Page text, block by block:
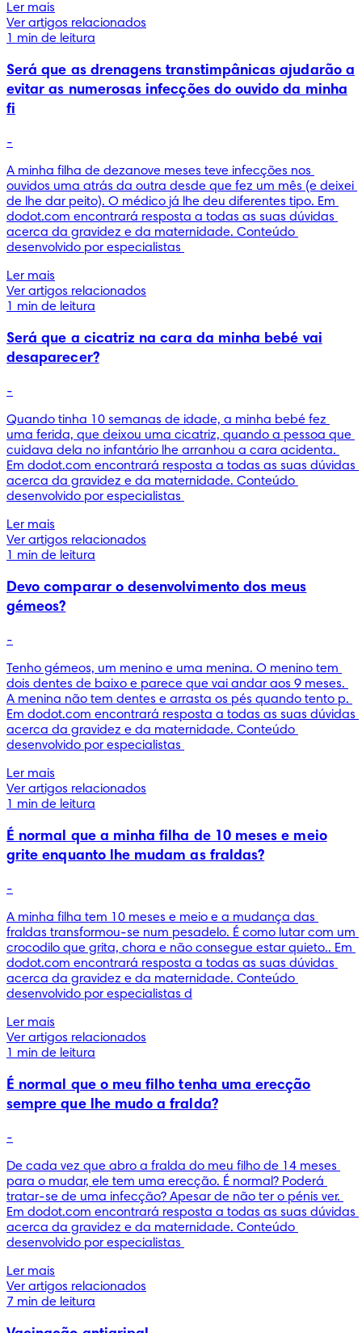
Ler mais
Ver artigos relacionados
1 min de leitura
Será que as drenagens transtimpânicas ajudarão a
evitar as numerosas infecções do ouvido da minha
fi
-
A minha filha de dezanove meses teve infecções nos
ouvidos uma atrás da outra desde que fez um mês (e deixei
de lhe dar peito). O médico já lhe deu diferentes tipo. Em
dodot.com encontrará resposta a todas as suas dúvidas
acerca da gravidez e da maternidade. Conteúdo
desenvolvido por especialistas
Ler mais
Ver artigos relacionados
1 min de leitura
Será que a cicatriz na cara da minha bebé vai
desaparecer?
-
Quando tinha 10 semanas de idade, a minha bebé fez
uma ferida, que deixou uma cicatriz, quando a pessoa que
cuidava dela no infantário lhe arranhou a cara acidenta.
Em dodot.com encontrará resposta a todas as suas dúvidas
acerca da gravidez e da maternidade. Conteúdo
desenvolvido por especialistas
Ler mais
Ver artigos relacionados
1 min de leitura
Devo comparar o desenvolvimento dos meus
gémeos?
-
Tenho gémeos, um menino e uma menina. O menino tem
dois dentes de baixo e parece que vai andar aos 9 meses.
A menina não tem dentes e arrasta os pés quando tento p.
Em dodot.com encontrará resposta a todas as suas dúvidas
acerca da gravidez e da maternidade. Conteúdo
desenvolvido por especialistas
Ler mais
Ver artigos relacionados
1 min de leitura
É normal que a minha filha de 10 meses e meio
grite enquanto lhe mudam as fraldas?
-
A minha filha tem 10 meses e meio e a mudança das
fraldas transformou-se num pesadelo. É como lutar com um
crocodilo que grita, chora e não consegue estar quieto.. Em
dodot.com encontrará resposta a todas as suas dúvidas
acerca da gravidez e da maternidade. Conteúdo
desenvolvido por especialistas d
Ler mais
Ver artigos relacionados
1 min de leitura
É normal que o meu filho tenha uma erecção
sempre que lhe mudo a fralda?
-
De cada vez que abro a fralda do meu filho de 14 meses
para o mudar, ele tem uma erecção. É normal? Poderá
tratar-se de uma infecção? Apesar de não ter o pénis ver.
Em dodot.com encontrará resposta a todas as suas dúvidas
acerca da gravidez e da maternidade. Conteúdo
desenvolvido por especialistas
Ler mais
Ver artigos relacionados
7 min de leitura